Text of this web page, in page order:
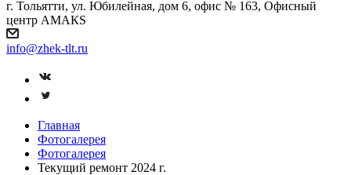
г. Тольятти, ул. Юбилейная, дом 6, офис № 163, Офисный
центр АМАКS
info@zhek-tlt.ru
Главная
Фотогалерея
Фотогалерея
Текущий ремонт 2024 г.